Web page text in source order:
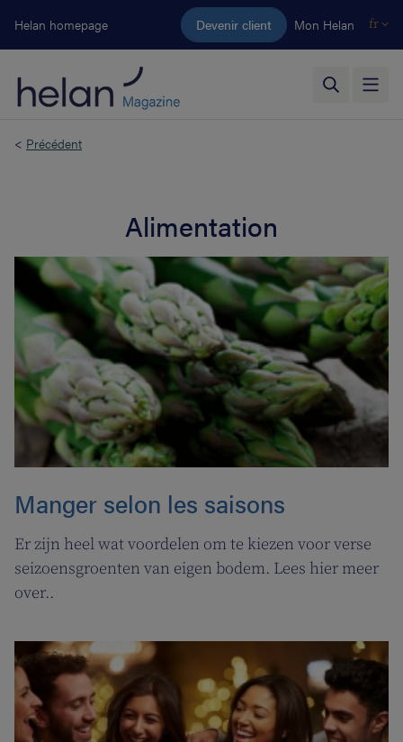
Aller au contenu principal
Helan homepage Devenir client Mon Helan fr
< Précédent
Alimentation
Manger selon les saisons
Er zijn heel wat voordelen om te kiezen voor verse
seizoensgroenten van eigen bodem. Lees hier meer
over..